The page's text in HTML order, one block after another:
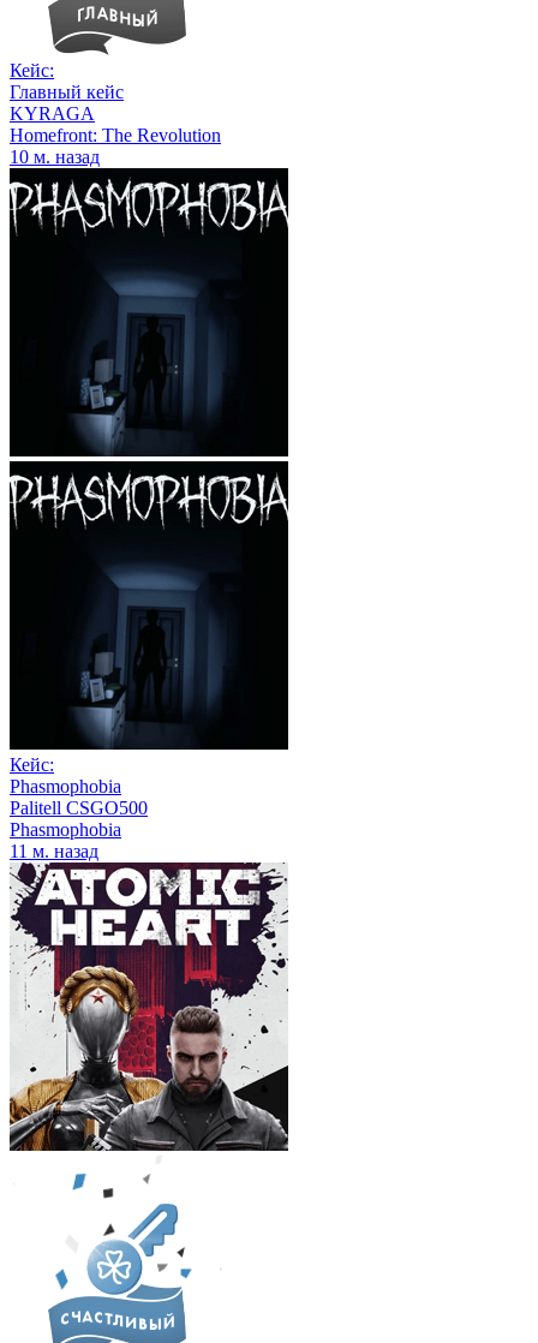
Кейс:
Главный кейс
KYRAGA
Homefront: The Revolution
10 м. назад
Кейс:
Phasmophobia
Palitell CSGO500
Phasmophobia
11 м. назад